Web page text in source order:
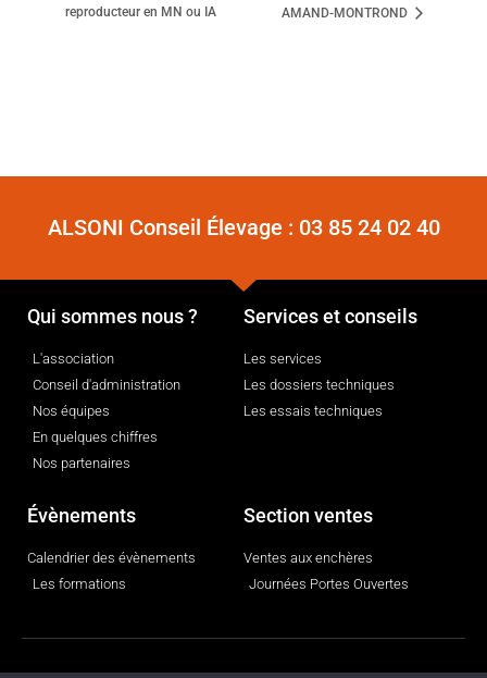
reproducteur en MN ou IA
AMAND-MONTROND
ALSONI Conseil Élevage : 03 85 24 02 40
Qui sommes nous ?
L'association
Conseil d'administration
Nos équipes
En quelques chiffres
Nos partenaires
Services et conseils
Les services
Les dossiers techniques
Les essais techniques
Évènements
Calendrier des évènements
Les formations
Section ventes
Ventes aux enchères
Journées Portes Ouvertes